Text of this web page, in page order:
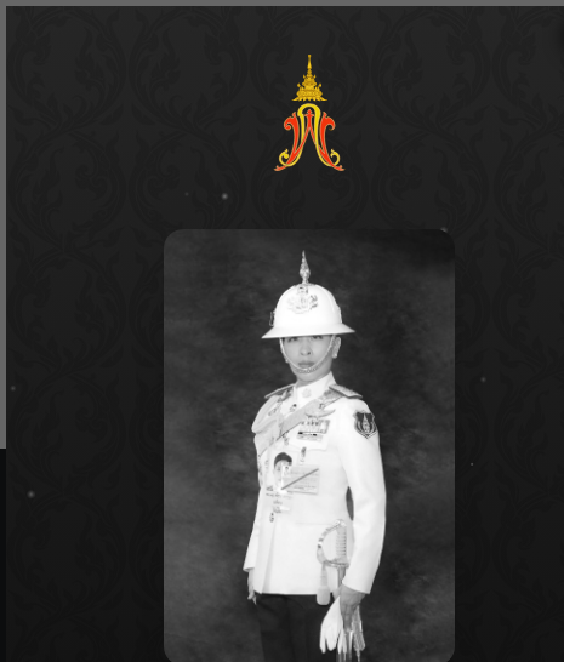
กรมชลฯ รับฟังประชาชน ติดตามแก้ปัญหาโครงการประตู